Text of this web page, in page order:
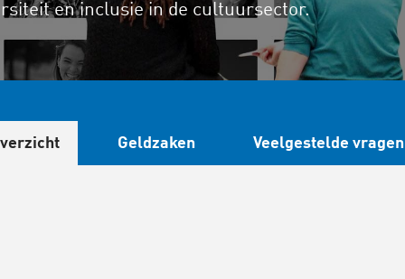
en inclusie in de cultuursector.
Geldzaken Veelgestelde vragen